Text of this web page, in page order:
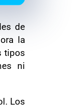
de
la
tipos
ni
Los